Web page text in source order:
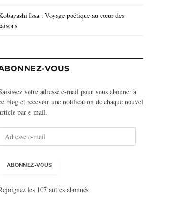
Issa : Voyage poétique au cœur des
VOUS
votre adresse e-mail pour vous abonner à
blog et recevoir une notification de chaque nouvel
par e-mail.
ABONNEZ-VOUS
les 107 autres abonnés